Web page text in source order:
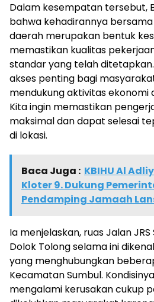
Dalam kesempatan tersebut,
bahwa kehadirannya
daerah merupakan bentuk
memastikan kualitas
standar yang telah
akses penting bagi
mendukung aktivitas ekonomi
Kita ingin memastikan
maksimal dan dapat selesai
di lokasi.
Baca Juga : KBIHU Al
Kloter 9. Dukung
Pendamping Jamaah
Ia menjelaskan, ruas Jalan
Dolok Tolong selama ini
yang menghubungkan
Kecamatan Sumbul.
mengalami kerusakan cukup